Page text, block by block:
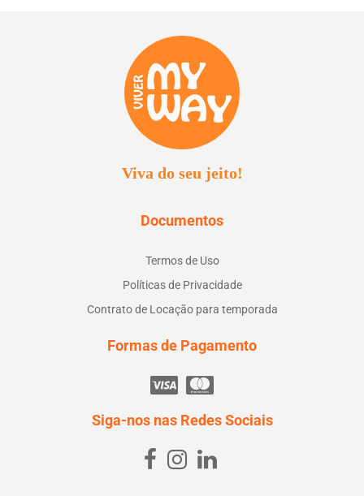
Viva do seu jeito!
Documentos
Termos de Uso
Políticas de Privacidade
Contrato de Locação para temporada
Formas de Pagamento
Siga-nos nas Redes Sociais